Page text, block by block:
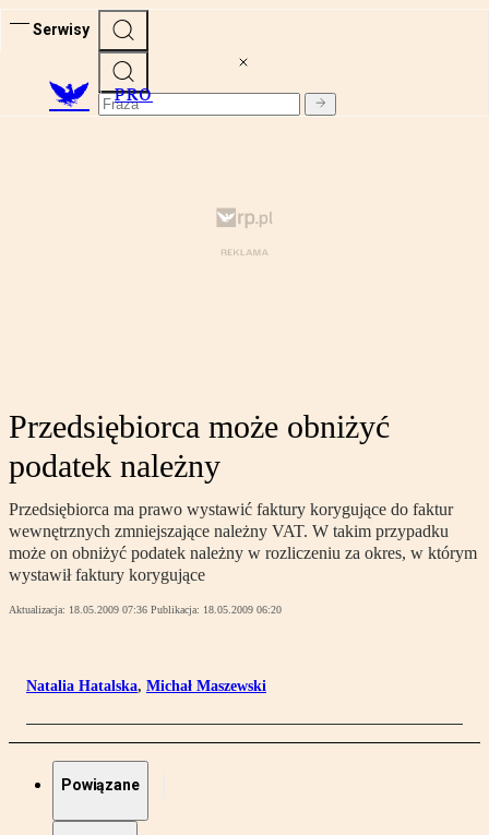
Serwisy
PRO
Przedsiębiorca może obniżyć
podatek należny
Przedsiębiorca ma prawo wystawić faktury korygujące do faktur
wewnętrznych zmniejszające należny VAT. W takim przypadku
może on obniżyć podatek należny w rozliczeniu za okres, w którym
wystawił faktury korygujące
Aktualizacja: 18.05.2009 07:36 Publikacja: 18.05.2009 06:20
Natalia Hatalska, Michał Maszewski
Powiązane